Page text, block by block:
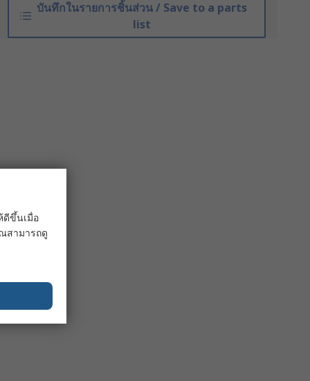
บันทึกในรายการชิ้นส่วน / Save to a parts
list
ดีขึ้นเมื่อ
สามารถดู